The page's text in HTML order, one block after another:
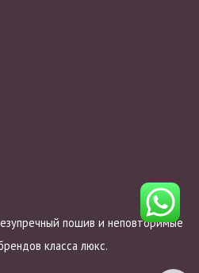
пошив и неповторимые
класса люкс.